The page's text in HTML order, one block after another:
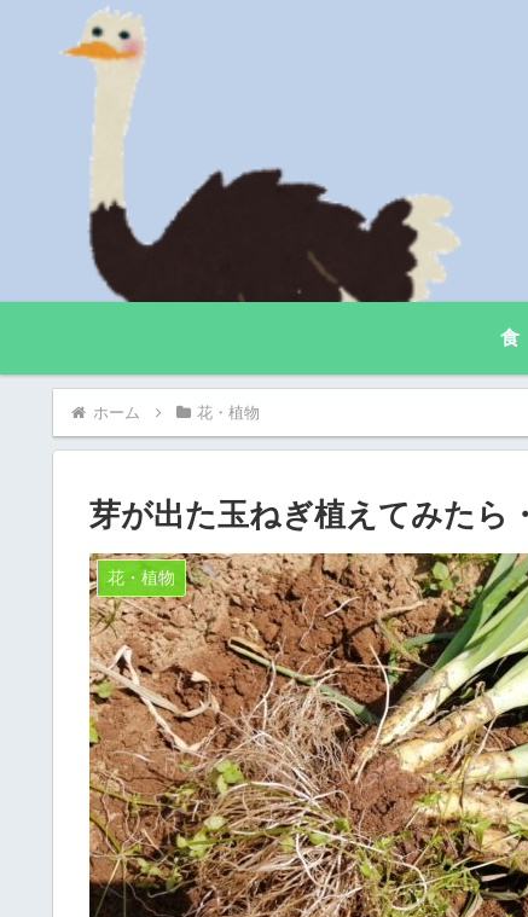
食
ホーム 花・植物
芽が出た玉ねぎ植えてみたら
花・植物